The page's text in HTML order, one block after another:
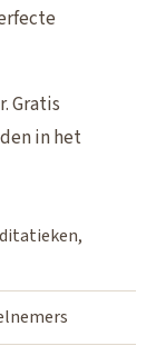
Gratis
in het